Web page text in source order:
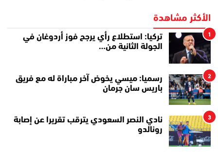
الأكثر مشاهدة
1
تركيا: استطلاع رأي يرجح فوز أردوغان في
الجولة الثانية من…
2
رسميا: ميسي يخوض آخر مباراة له مع فريق
باريس سان جرمان
3
نادي النصر السعودي يترقب تقريرا عن إصابة
رونالدو